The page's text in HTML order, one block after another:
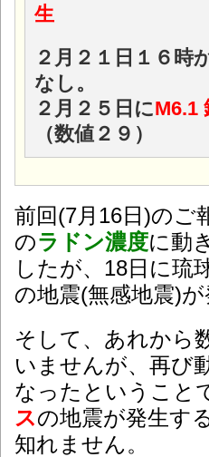
生
２月２１日１６時
なし。
２月２５日にM6.1
（数値２９）
前回(7月16日)のご
のラドン濃度に動
したが、18日に琉
の地震(無感地震)が
そして、あれから
いませんが、再び
なったということ
スの地震が発生す
知れません。